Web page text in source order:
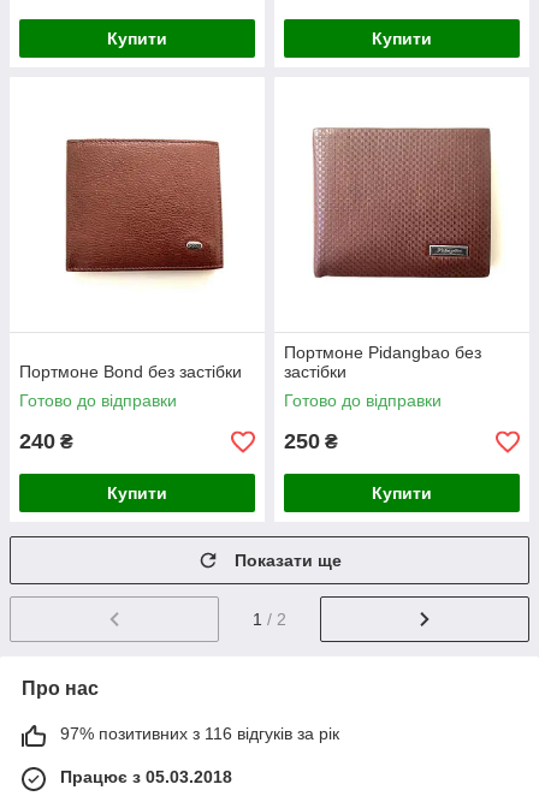
Купити Купити
Портмоне Bond без застібки
Готово до відправки
240 ₴
Купити
Портмоне Pidangbao без
застібки
Готово до відправки
250 ₴
Купити
Показати ще
1 / 2
Про нас
97% позитивних з 116 відгуків за рік
Працює з 05.03.2018